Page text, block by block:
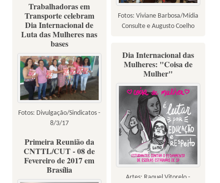
Fotos: Viviane Barbosa/Mídia
Consulte e Augusto Coelho
Trabalhadoras em
Transporte celebram
Dia Internacional de
Luta das Mulheres nas
bases
Fotos: Divulgação/Sindicatos -
8/3/17
Dia Internacional das
Mulheres: "Coisa de
Mulher"
Artes: Raquel Vitorelo -
Primeira Reunião da
CNTTL/CUT - 08 de
Fevereiro de 2017 em
Brasília